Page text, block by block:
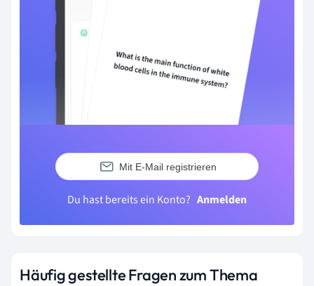
Mit E-Mail registrieren
Du hast bereits ein Konto? Anmelden
Häufig gestellte Fragen zum Thema